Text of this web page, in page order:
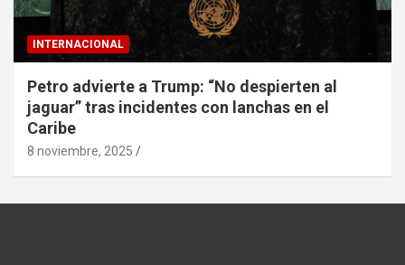
INTERNACIONAL
Petro advierte a Trump: “No despierten al
jaguar” tras incidentes con lanchas en el
Caribe
8 noviembre, 2025